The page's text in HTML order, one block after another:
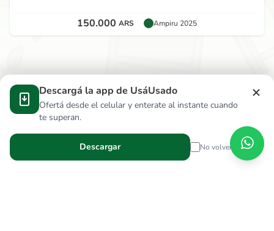
150.000 ARS Ampiru 2025
Descargá la app de UsáUsado
Ofertá desde el celular y enterate al instante cuando
te superan.
Descargar No volver a mostrar